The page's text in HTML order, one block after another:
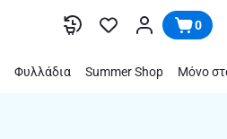
0
Φυλλάδια Summer Shop Μόνο